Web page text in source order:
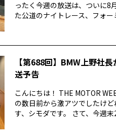
ったく今週の放送は、ついに8
た公道のナイトレース、フォー
【第688回】BMW上野社
送予告
こんにちは！ THE MOTOR
の数日前から激アツでしたけ
す、シモダです。 さて、今週末